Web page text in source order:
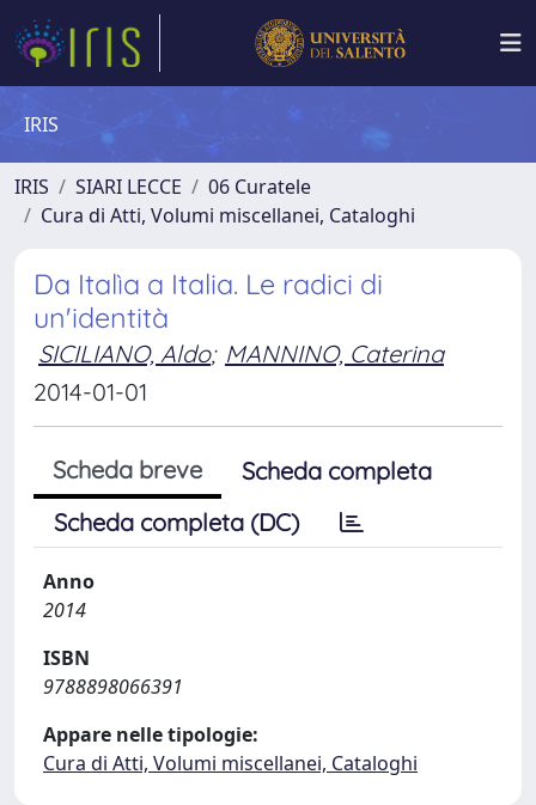
IRIS
IRIS SIARI LECCE
06 Curatele
Cura di Atti, Volumi miscellanei, Cataloghi
Da Italìa a Italia. Le radici di
un'identità
SICILIANO, Aldo; MANNINO, Caterina
2014-01-01
Scheda breve
Scheda completa
Scheda completa (DC)
Anno
2014
ISBN
9788898066391
Appare nelle tipologie:
Cura di Atti, Volumi miscellanei, Cataloghi